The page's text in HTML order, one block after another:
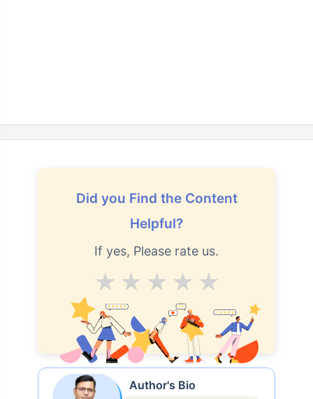
Did you Find the Content
Helpful?
If yes, Please rate us.
Excellent
V.Good
Good
Average
Author's Bio